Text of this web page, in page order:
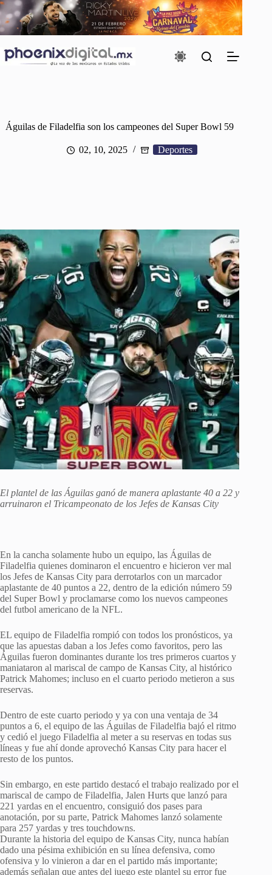
Saltar
al
contenido
Águilas de Filadelfia son los campeones del Super Bowl 59
02, 10, 2025 Deportes
El plantel de las Águilas ganó de manera aplastante 40 a 22 y
arruinaron el Tricampeonato de los Jefes de Kansas City
En la cancha solamente hubo un equipo, las Águilas de
Filadelfia quienes dominaron el encuentro e hicieron ver mal
los Jefes de Kansas City para derrotarlos con un marcador
aplastante de 40 puntos a 22, dentro de la edición número 59
del Super Bowl y proclamarse como los nuevos campeones
del futbol americano de la NFL.
EL equipo de Filadelfia rompió con todos los pronósticos, ya
que las apuestas daban a los Jefes como favoritos, pero las
Águilas fueron dominantes durante los tres primeros cuartos y
maniataron al mariscal de campo de Kansas City, al histórico
Patrick Mahomes; incluso en el cuarto periodo metieron a sus
reservas.
Dentro de este cuarto periodo y ya con una ventaja de 34
puntos a 6, el equipo de las Águilas de Filadelfia bajó el ritmo
y cedió el juego Filadelfia al meter a su reservas en todas sus
líneas y fue ahí donde aprovechó Kansas City para hacer el
resto de los puntos.
Sin embargo, en este partido destacó el trabajo realizado por el
mariscal de campo de Filadelfia, Jalen Hurts que lanzó para
221 yardas en el encuentro, consiguió dos pases para
anotación, por su parte, Patrick Mahomes lanzó solamente
para 257 yardas y tres touchdowns.
Durante la historia del equipo de Kansas City, nunca habían
dado una pésima exhibición en su línea defensiva, como
ofensiva y lo vinieron a dar en el partido más importante;
además señalan que antes del juego este plantel su error fue